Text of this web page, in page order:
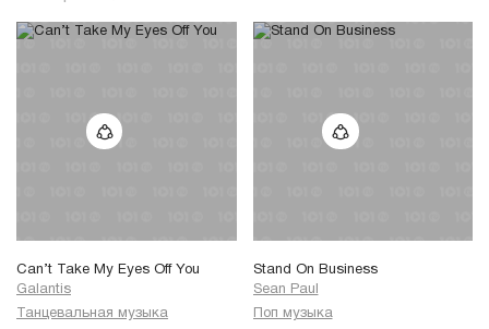
Can’t Take My Eyes Off You
Galantis
Танцевальная музыка
Stand On Business
Sean Paul
Поп музыка